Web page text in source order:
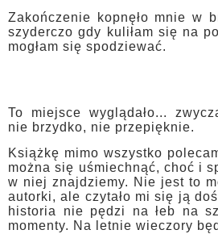
Zakończenie kopnęło mnie w
szyderczo gdy kuliłam się na
mogłam się spodziewać.
To miejsce wyglądało...
nie brzydko, nie przepięknie.
Książkę mimo wszystko
można się uśmiechnąć, choć i
w niej znajdziemy. Nie jest to
autorki, ale czytało mi się ją
historia nie pędzi na łeb na
momenty. Na letnie wieczory